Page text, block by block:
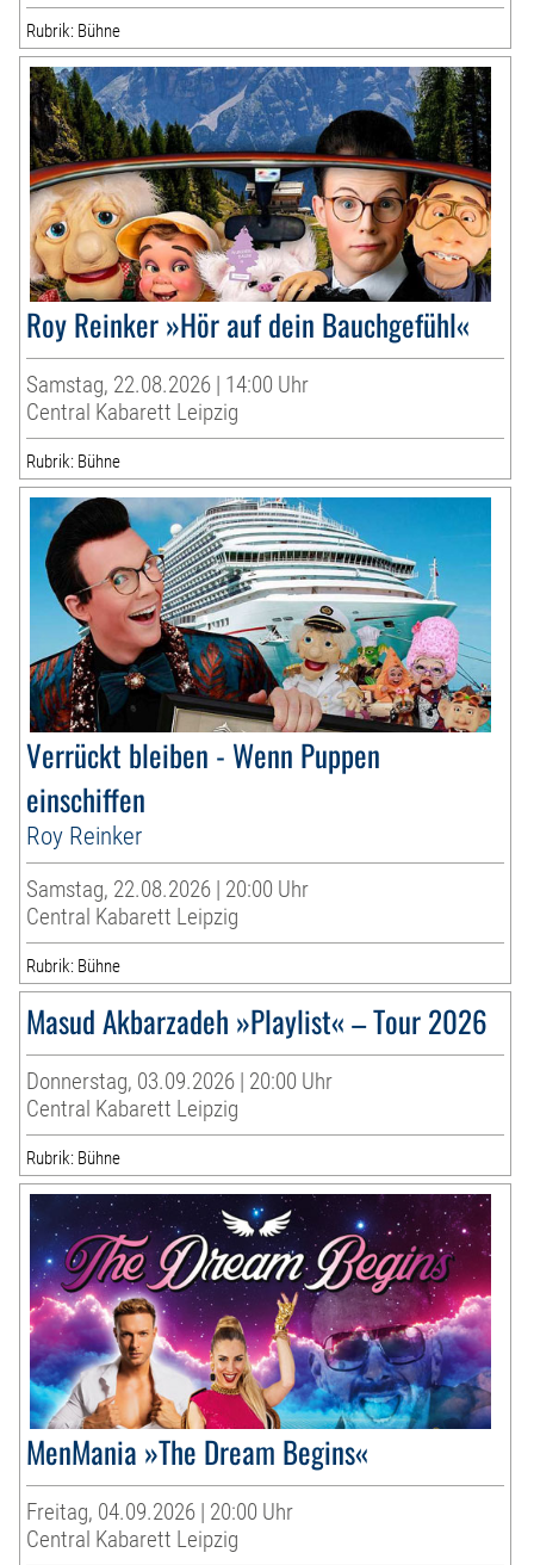
Rubrik: Bühne
Roy Reinker »Hör auf dein Bauchgefühl«
Samstag, 22.08.2026 | 14:00 Uhr
Central Kabarett Leipzig
Rubrik: Bühne
Verrückt bleiben - Wenn Puppen
einschiffen
Roy Reinker
Samstag, 22.08.2026 | 20:00 Uhr
Central Kabarett Leipzig
Rubrik: Bühne
Masud Akbarzadeh »Playlist« – Tour 2026
Donnerstag, 03.09.2026 | 20:00 Uhr
Central Kabarett Leipzig
Rubrik: Bühne
MenMania »The Dream Begins«
Freitag, 04.09.2026 | 20:00 Uhr
Central Kabarett Leipzig